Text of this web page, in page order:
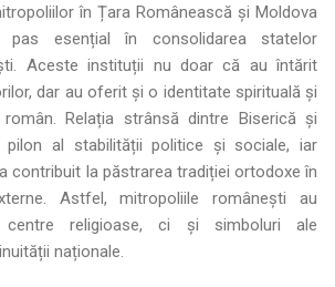
în Țara Românească și Moldova
esențial în consolidarea statelor
Aceste instituții nu doar că au întărit
dar au oferit și o identitate spirituală și
Relația strânsă dintre Biserică și
al stabilității politice și sociale, iar
contribuit la păstrarea tradiției ortodoxe în
Astfel, mitropoliile românești au
religioase, ci și simboluri ale
naționale.